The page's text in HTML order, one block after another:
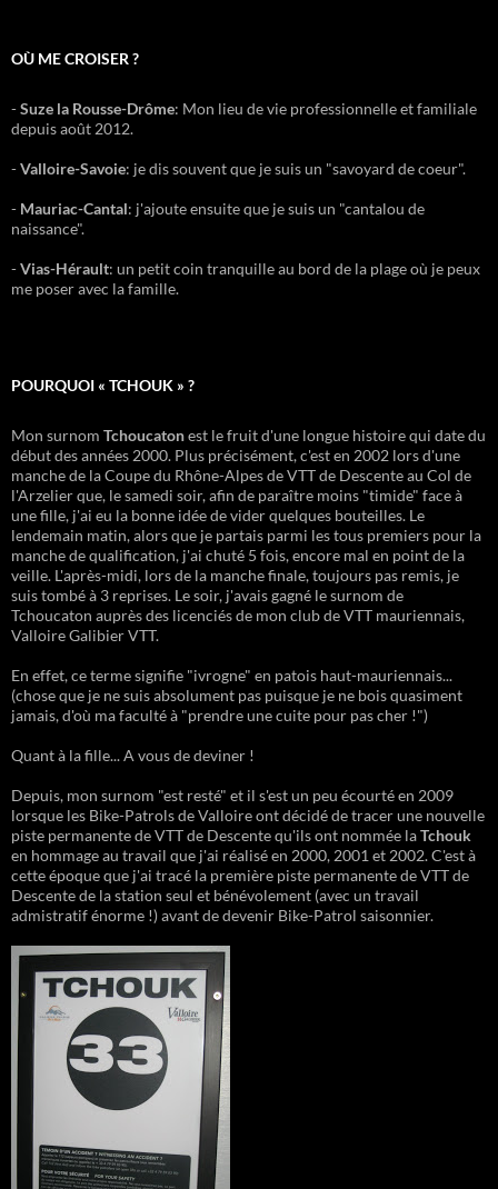
OÙ ME CROISER ?
-Suze la Rousse-Drôme: Mon lieu de vie professionnelle et familiale
depuis août 2012.
-Valloire-Savoie: je dis souvent que je suis un "savoyard de coeur".
- Mauriac-Cantal: j'ajoute ensuite que je suis un "cantalou de
naissance".
-Vias-Hérault: un petit coin tranquille au bord de la plage où je peux
me poser avec la famille.
POURQUOI « TCHOUK » ?
Mon surnom Tchoucatonest le fruit d'une longue histoire qui date du
début des années 2000. Plus précisément, c'est en 2002 lors d'une
manche de la Coupe du Rhône-Alpes de VTT de Descente au Col de
l'Arzelier que, le samedi soir, afin de paraître moins "timide" face à
une fille, j'ai eu la bonne idée de vider quelques bouteilles. Le
lendemain matin, alors que je partais parmi les tous premiers pour la
manche de qualification, j'ai chuté 5 fois, encore mal en point de la
veille. L'après-midi, lors de la manche finale, toujours pas remis, je
suis tombé à 3 reprises. Le soir, j'avais gagné le surnom de
Tchoucaton auprès des licenciés de mon club de VTT mauriennais,
Valloire Galibier VTT.
En effet, ce terme signifie "ivrogne" en patois haut-mauriennais...
(chose que je ne suis absolument pas puisque je ne bois quasiment
jamais, d'où ma faculté à "prendre une cuite pour pas cher !")
Quant à la fille... A vous de deviner !
Depuis, mon surnom "est resté" et il s'est un peu écourté en 2009
lorsque les Bike-Patrols de Valloire ont décidé de tracer une nouvelle
piste permanente de VTT de Descente qu'ils ont nommée laTchouk
en hommage au travail que j'ai réalisé en 2000, 2001 et 2002. C'est à
cette époque que j'ai tracé la première piste permanente de VTT de
Descente de la station seul et bénévolement (avec un travail
admistratif énorme !) avant de devenir Bike-Patrol saisonnier.